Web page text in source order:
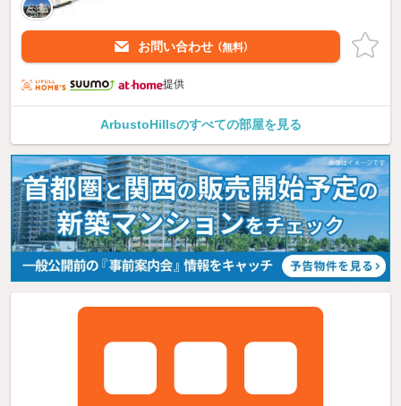
お問い合わせ （無料）
提供
ArbustoHillsのすべての部屋を見る